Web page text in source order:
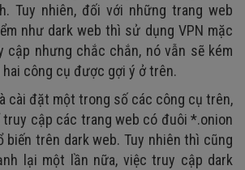
Tuy nhiên, đối với những trang web
như dark web thì sử dụng VPN mặc
cập nhưng chắc chắn, nó vẫn sẽ kém
công cụ được gợi ý ở trên.
cài đặt một trong số các công cụ trên,
cập các trang web có đuôi *.onion
biến trên dark web. Tuy nhiên thì cũng
lại một lần nữa, việc truy cập dark